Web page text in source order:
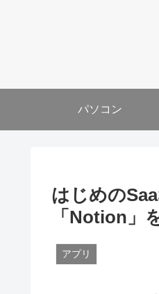
パソコン
はじめの
「Notion」
アプリ